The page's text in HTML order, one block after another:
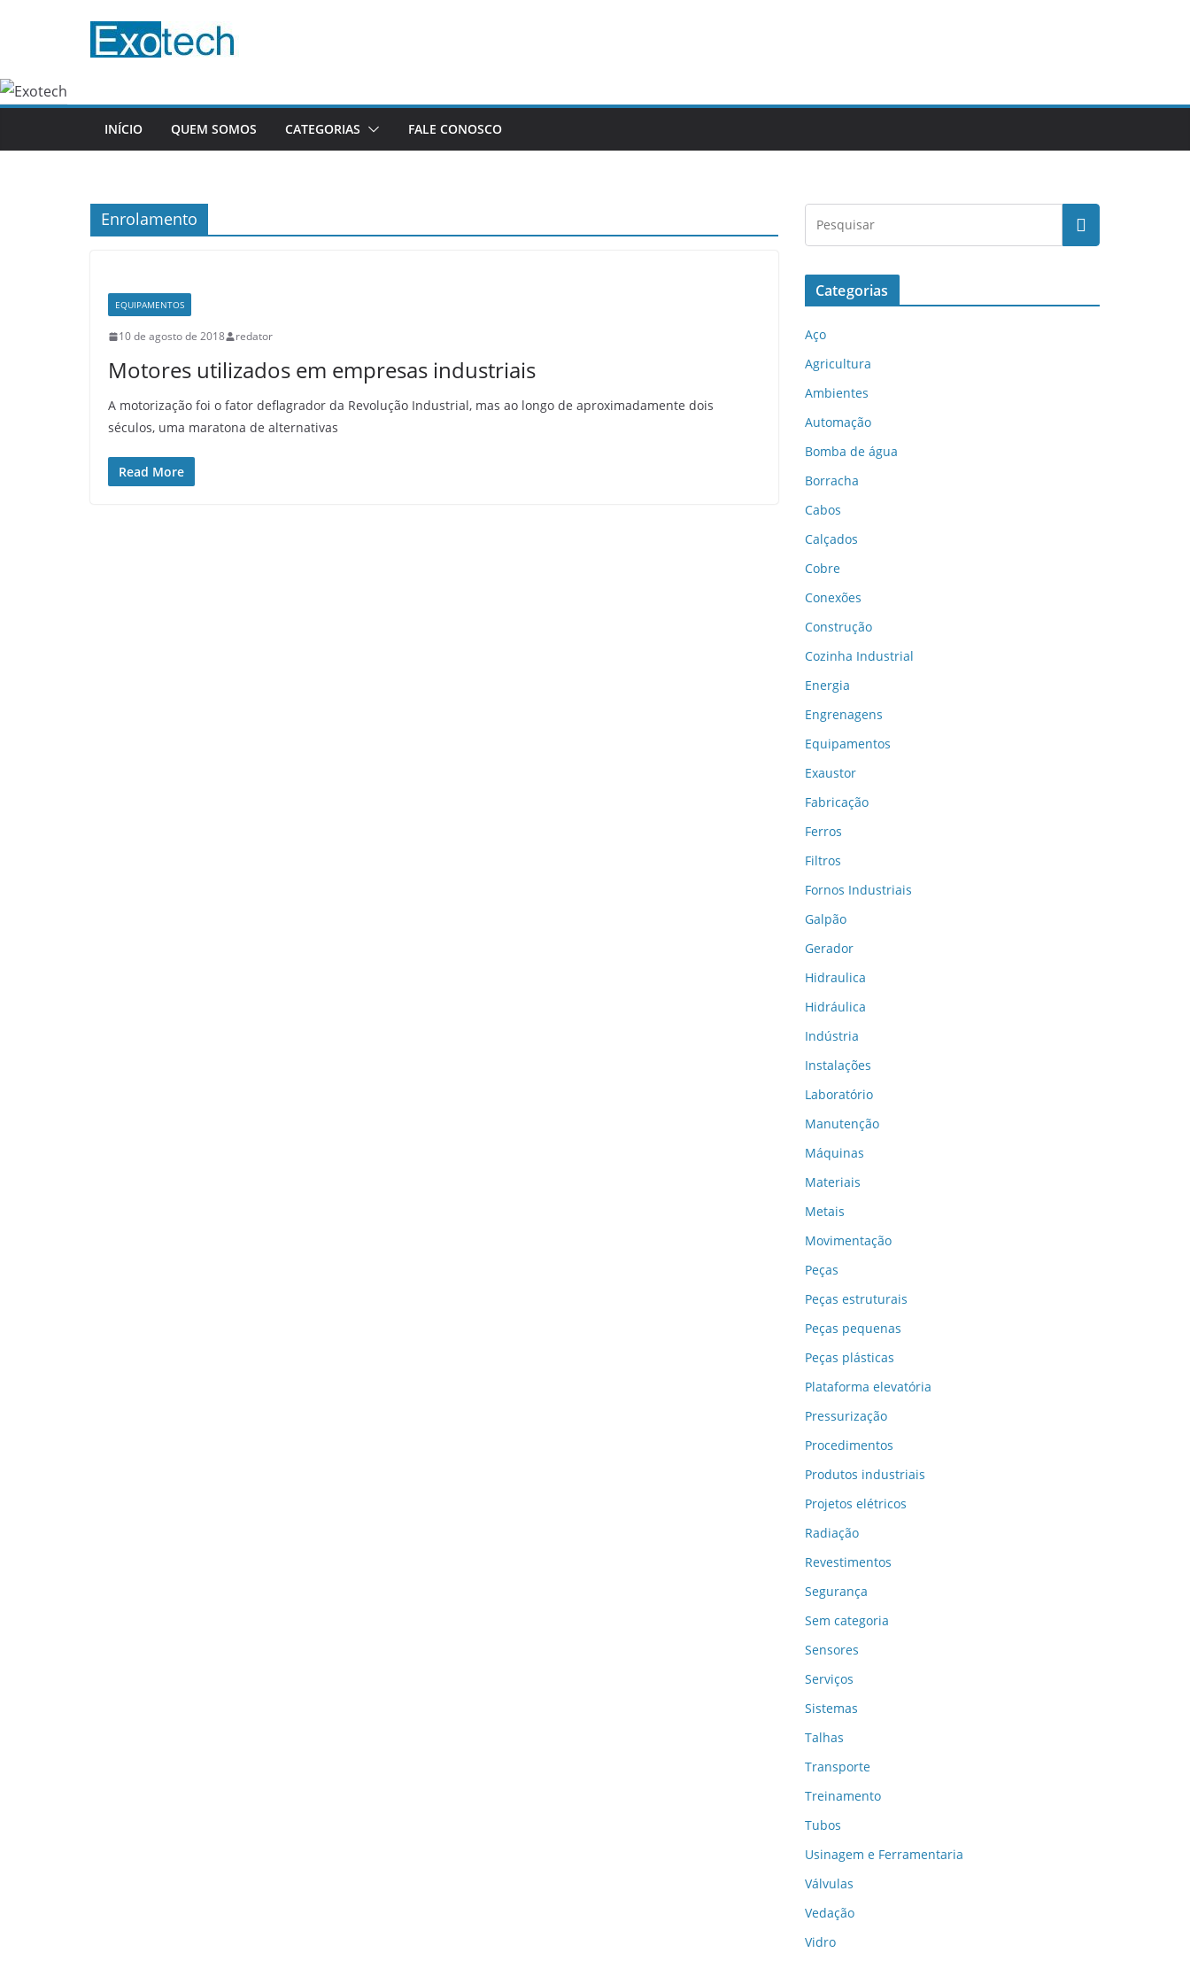
conteúdo
INÍCIO QUEM SOMOS CATEGORIAS FALE CONOSCO
Enrolamento
EQUIPAMENTOS
10 de agosto de 2018 redator
Motores utilizados em empresas industriais
A motorização foi o fator deflagrador da Revolução Industrial, mas ao longo de aproximadamente dois
séculos, uma maratona de alternativas
Read More
Categorias
Aço
Agricultura
Ambientes
Automação
Bomba de água
Borracha
Cabos
Calçados
Cobre
Conexões
Construção
Cozinha Industrial
Energia
Engrenagens
Equipamentos
Exaustor
Fabricação
Ferros
Filtros
Fornos Industriais
Galpão
Gerador
Hidraulica
Hidráulica
Indústria
Instalações
Laboratório
Manutenção
Máquinas
Materiais
Metais
Movimentação
Peças
Peças estruturais
Peças pequenas
Peças plásticas
Plataforma elevatória
Pressurização
Procedimentos
Produtos industriais
Projetos elétricos
Radiação
Revestimentos
Segurança
Sem categoria
Sensores
Serviços
Sistemas
Talhas
Transporte
Treinamento
Tubos
Usinagem e Ferramentaria
Válvulas
Vedação
Vidro